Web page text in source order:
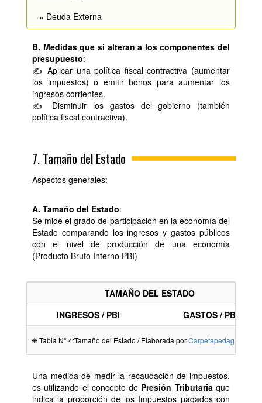
» Deuda Externa
B. Medidas que si alteran a los componentes del
presupuesto:
✍ Aplicar una política fiscal contractiva (aumentar
los impuestos) o emitir bonos para aumentar los
ingresos corrientes.
✍ Disminuir los gastos del gobierno (también
política fiscal contractiva).
7. Tamaño del Estado
Aspectos generales:
A. Tamaño del Estado:
Se mide el grado de participación en la economía del
Estado comparando los ingresos y gastos públicos
con el nivel de producción de una economía
(Producto Bruto Interno PBI)
TAMAÑO DEL ESTADO
INGRESOS / PBI
GASTOS / PBI
❋ Tabla N° 4:Tamaño del Estado / Elaborada por
Una medida de medir la recaudación de impuestos,
es utilizando el concepto de Presión Tributariaque
indica la proporción de los Impuestos pagados con